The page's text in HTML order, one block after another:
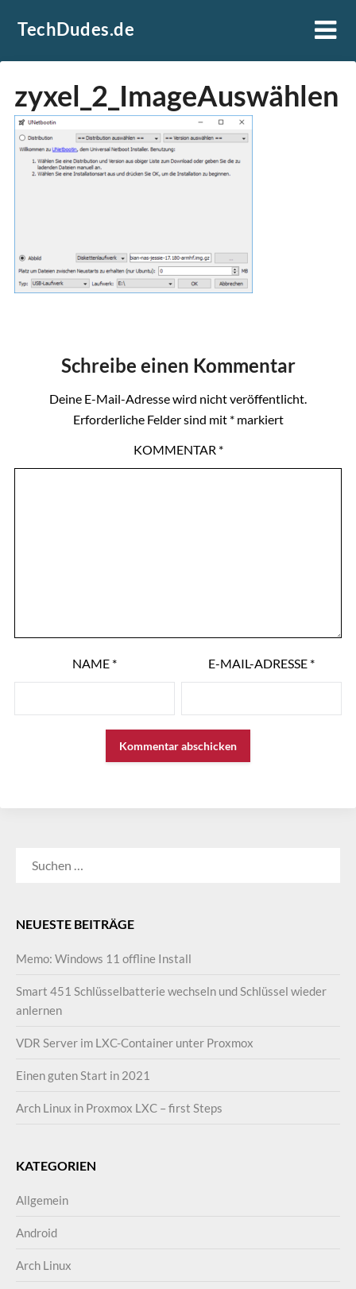
TechDudes.de
zyxel_2_ImageAuswählen
Schreibe einen Kommentar
Deine E-Mail-Adresse wird nicht veröffentlicht.
Erforderliche Felder sind mit *markiert
KOMMENTAR *
NAME * E-MAIL-ADRESSE *
NEUESTE BEITRÄGE
Memo: Windows 11 offline Install
Smart 451 Schlüsselbatterie wechseln und Schlüssel wieder
anlernen
VDR Server im LXC-Container unter Proxmox
Einen guten Start in 2021
Arch Linux in Proxmox LXC – first Steps
KATEGORIEN
Allgemein
Android
Arch Linux